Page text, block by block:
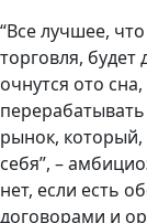
“Все лучшее,
торговля, будет
очнутся ото
рынок,
себя”, –
нет, если есть
договорами и